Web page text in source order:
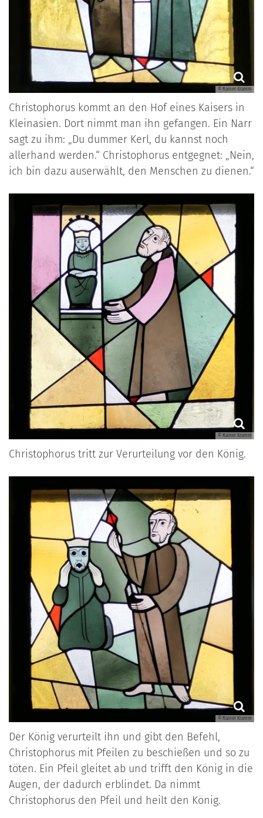
© Rainer Kramm
Christophorus kommt an den Hof eines Kaisers in
Kleinasien. Dort nimmt man ihn gefangen. Ein Narr
sagt zu ihm: „Du dummer Kerl, du kannst noch
allerhand werden.“ Christophorus entgegnet: „Nein,
ich bin dazu auserwählt, den Menschen zu dienen.“
© Rainer Kramm
Christophorus tritt zur Verurteilung vor den König.
© Rainer Kramm
Der König verurteilt ihn und gibt den Befehl,
Christophorus mit Pfeilen zu beschießen und so zu
töten. Ein Pfeil gleitet ab und trifft den König in die
Augen, der dadurch erblindet. Da nimmt
Christophorus den Pfeil und heilt den König.